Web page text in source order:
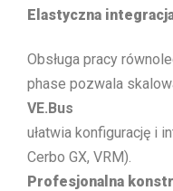
Elastyczna
Obsługa pracy
phase pozwala
VE.Bus
ułatwia konfigurację i
Cerbo GX, VRM).
Profesjonalna